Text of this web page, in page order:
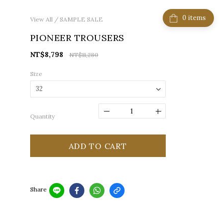
items
View All/ SAMPLE SALE
PIONEER TROUSERS
NT$11,280
NT$8,798
Size
Quantity
ADD TO CART
Share